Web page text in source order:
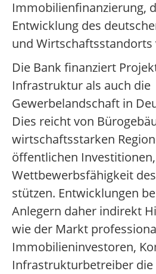
Immobilienfinanzierung,
Entwicklung des
und Wirtschaftsstandorts
Die Bank finanziert
Infrastruktur als auch die
Gewerbelandschaft in
Dies reicht von
wirtschaftsstarken
öffentlichen
Wettbewerbsfähigkeit
stützen. Entwicklungen
Anlegern daher indirekt
wie der Markt
Immobilieninvestoren,
Infrastrukturbetreiber die